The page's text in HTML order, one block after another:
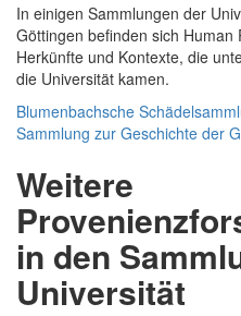
In einigen Sammlungen der
Göttingen befinden sich
Herkünfte und Kontexte, die
die Universität kamen.
Blumenbachsche
Sammlung zur Geschichte der
Weitere
in den
Universität